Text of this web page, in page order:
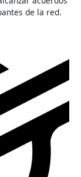
de la red.